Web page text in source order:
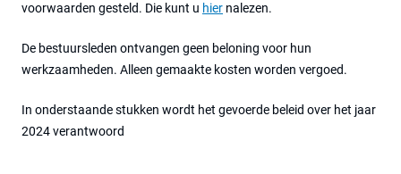
voorwaarden gesteld. Die kunt u hier nalezen.
De bestuursleden ontvangen geen beloning voor hun
werkzaamheden. Alleen gemaakte kosten worden vergoed.
In onderstaande stukken wordt het gevoerde beleid over het jaar
2024 verantwoord